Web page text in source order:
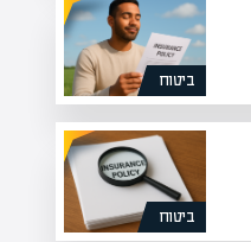
ביטוח
ביטוח